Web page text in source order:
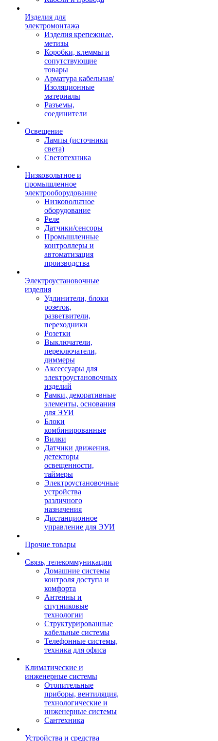
Изделия для
электромонтажа
Изделия крепежные,
метизы
Коробки, клеммы и
сопутствующие
товары
Арматура кабельная/
Изоляционные
материалы
Разъемы,
соединители
Освещение
Лампы (источники
света)
Светотехника
Низковольтное и
промышленное
электрооборудование
Низковольтное
оборудование
Реле
Датчики/сенсоры
Промышленные
контроллеры и
автоматизация
производства
Электроустановочные
изделия
Удлинители, блоки
розеток,
разветвители,
переходники
Розетки
Выключатели,
переключатели,
диммеры
Аксессуары для
электроустановочных
изделий
Рамки, декоративные
элементы, основания
для ЭУИ
Блоки
комбинированные
Вилки
Датчики движения,
детекторы
освещенности,
таймеры
Электроустановочные
устройства
различного
назначения
Дистанционное
управление для ЭУИ
Прочие товары
Связь, телекоммуникации
Домашние системы
контроля доступа и
комфорта
Антенны и
спутниковые
технологии
Структурированные
кабельные системы
Телефонные системы,
техника для офиса
Климатические и
инженерные системы
Отопительные
приборы, вентиляция,
технологические и
инженерные системы
Сантехника
Устройства и средства